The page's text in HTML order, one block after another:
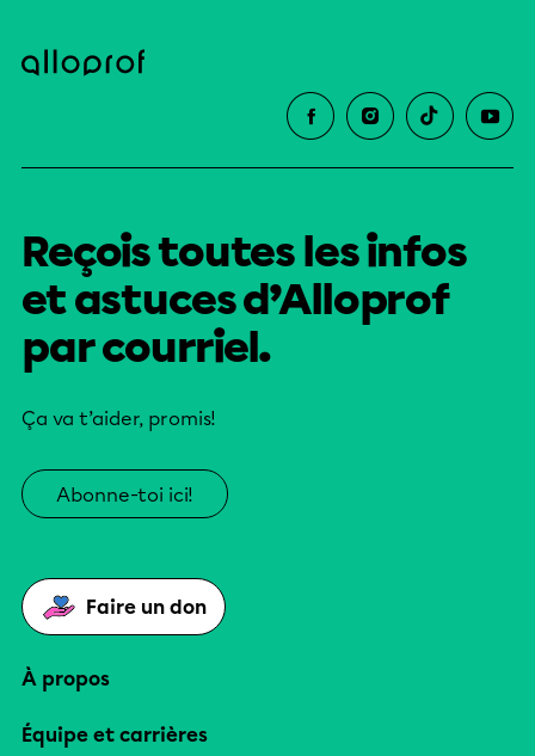
Reçois toutes les infos
et astuces d’Alloprof
par courriel.
Ça va t’aider, promis!
Abonne-toi ici!
Faire un don
À propos
Équipe et carrières